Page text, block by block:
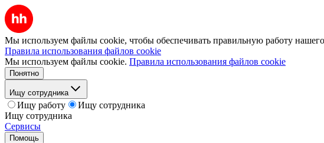
Мы используем файлы cookie, чтобы обеспечивать правильную работу нашего
Правила использования файлов cookie
Мы используем файлы cookie. Правила использования файлов cookie
Понятно
Ищу сотрудника
Ищу работу
Ищу сотрудника
Ищу сотрудника
Сервисы
Помощь